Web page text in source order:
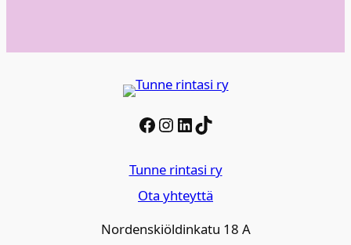
Facebook
Instagram
LinkedIn
TikTok
Tunne rintasi ry
Ota yhteyttä
Nordenskiöldinkatu 18 A